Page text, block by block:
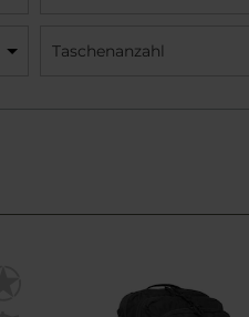
Taschenanzahl